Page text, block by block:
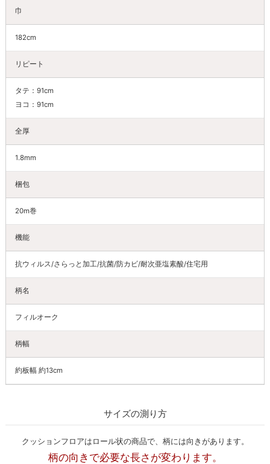
巾
182cm
リピート
タテ：91cm
ヨコ：91cm
全厚
1.8mm
梱包
20m巻
機能
抗ウィルス/さらっと加工/抗菌/防カビ/耐次亜塩素酸/住宅用
柄名
フィルオーク
柄幅
約板幅 約13cm
サイズの測り方
クッションフロアはロール状の商品で、柄には向きがあります。
柄の向きで必要な長さが変わります。